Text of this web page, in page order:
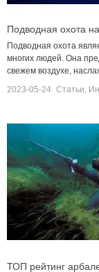
Подводная охота
Подводная охота
многих людей. Она
свежем воздухе,
2023-05-24 Статьи,
ТОП рейтинг